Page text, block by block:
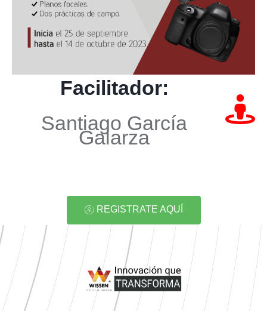
Facilitador:
Santiago García
Galarza
REGISTRATE AQUÍ